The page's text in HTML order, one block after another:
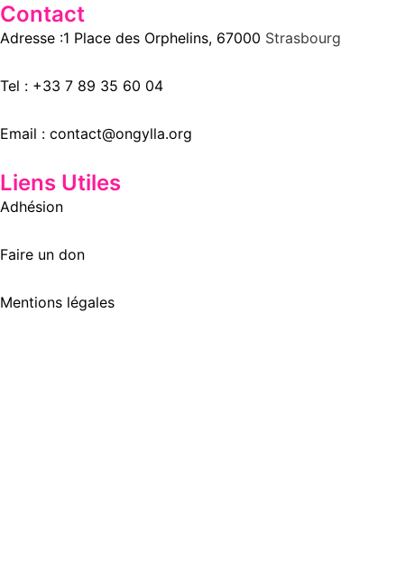
Contact
Adresse :1 Place des Orphelins, 67000 Strasbourg
Tel : +33 7 89 35 60 04
Email : contact@ongylla.org
Liens Utiles
Adhésion
Faire un don
Mentions légales